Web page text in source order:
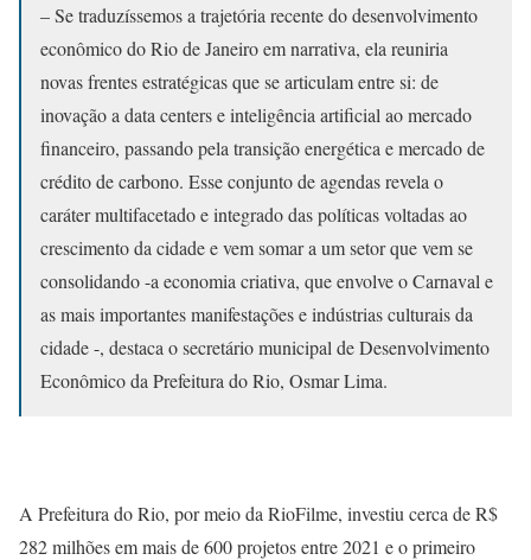
– Se traduzíssemos a trajetória recente do desenvolvimento
econômico do Rio de Janeiro em narrativa, ela reuniria
novas frentes estratégicas que se articulam entre si: de
inovação a data centers e inteligência artificial ao mercado
financeiro, passando pela transição energética e mercado de
crédito de carbono. Esse conjunto de agendas revela o
caráter multifacetado e integrado das políticas voltadas ao
crescimento da cidade e vem somar a um setor que vem se
consolidando -a economia criativa, que envolve o Carnaval e
as mais importantes manifestações e indústrias culturais da
cidade -, destaca o secretário municipal de Desenvolvimento
Econômico da Prefeitura do Rio, Osmar Lima.
A Prefeitura do Rio, por meio da RioFilme, investiu cerca de R$
282 milhões em mais de 600 projetos entre 2021 e o primeiro